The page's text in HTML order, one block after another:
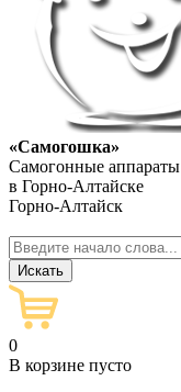
«Самогошка»
Самогонные аппараты
в Горно-Алтайске
Горно-Алтайск
0
В корзине пусто